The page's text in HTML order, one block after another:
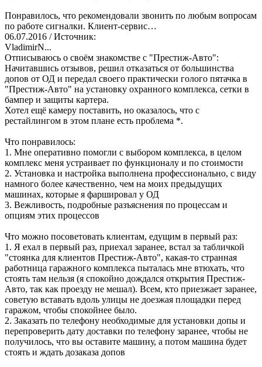
Понравилось, что рекомендовали звонить по любым вопросам
по работе сигналки. Клиент-сервис…
06.07.2016 / Источник:
VladimirN...
Отписываюсь о своём знакомстве с "Престиж-Авто":
Начитавшись отзывов, решил отказаться от большинства
допов от ОД и передал своего практически голого пятачка в
"Престиж-Авто" на установку охранного комплекса, сетки в
бампер и защиты картера.
Хотел ещё камеру поставить, но оказалось, что с
рестайлингом в этом плане есть проблема *.
Что понравилось:
1. Мне оперативно помогли с выбором комплекса, в целом
комплекс меня устраивает по функционалу и по стоимости
2. Установка и настройка выполнена профессионально, с виду
намного более качественно, чем на моих предыдущих
машинах, которые я фаршировал у ОД
3. Вежливость, подробные разъяснения по процессам и
опциям этих процессов
Что можно посоветовать клиентам, едущим в первый раз:
1. Я ехал в первый раз, приехал заранее, встал за табличкой
"стоянка для клиентов Престиж-Авто", какая-то странная
работница гаражного комплекса пыталась мне втюхать, что
стоять там нельзя (я спокойно дождался открытия Престиж-
Авто, так как проезду не мешал). Всем, кто приезжает заранее,
советую вставать вдоль улицы не доезжая площадки перед
гаражом, чтобы спокойнее было.
2. Заказать по телефону необходимые для установки допы и
перепроверить дату доставки по телефону заранее, чтобы не
получилось, что вы оставите машину, а потом машина будет
стоять и ждать дозаказа допов